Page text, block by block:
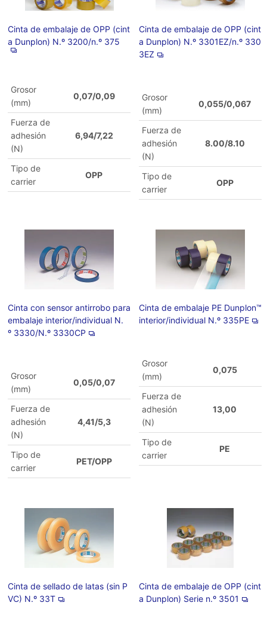
Cinta de embalaje de OPP (cint
a Dunplon) N.º 3200/n.º 375
Grosor
(mm)
0,07/0,09
Fuerza de
adhesión
(N)
6,94/7,22
Tipo de
carrier
OPP
Cinta de embalaje de OPP (cint
a Dunplon) N.º 3301EZ/n.º 330
3EZ
Grosor
(mm)
0,055/0,067
Fuerza de
adhesión
(N)
8.00/8.10
Tipo de
carrier
OPP
Cinta con sensor antirrobo para
embalaje interior/individual N.
º 3330/N.º 3330CP
Grosor
(mm)
0,05/0,07
Fuerza de
adhesión
(N)
4,41/5,3
Tipo de
carrier
PET/OPP
Cinta de embalaje PE Dunplon™
interior/individual N.º 335PE
Grosor
(mm)
0,075
Fuerza de
adhesión
(N)
13,00
Tipo de
carrier
PE
Cinta de sellado de latas (sin P
VC) N.º 33T
Cinta de embalaje de OPP (cint
a Dunplon) Serie n.º 3501